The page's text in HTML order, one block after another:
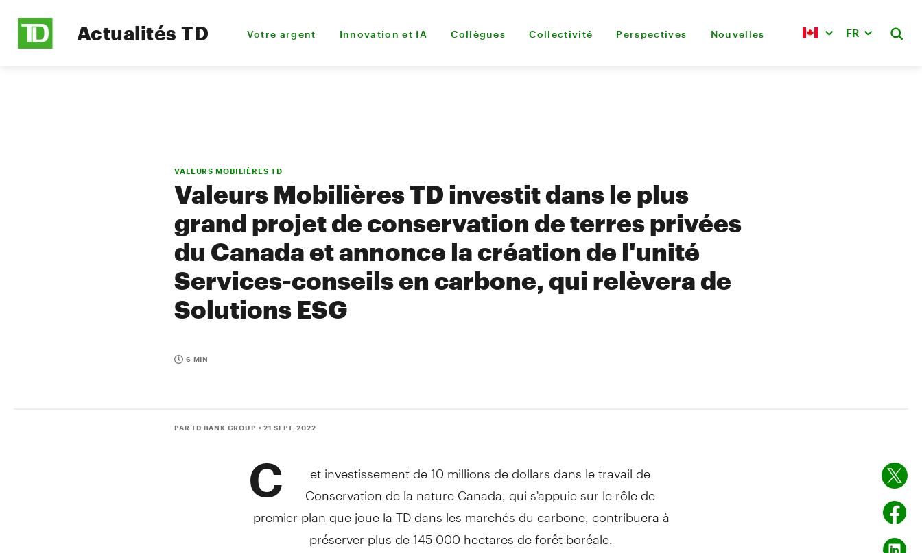
Actualités TD Votre argent Innovation et IA Collègues Collectivité Perspectives Nouvelles FR
VALEURS MOBILIÈRES TD
Valeurs Mobilières TD investit dans le plus
grand projet de conservation de terres privées
du Canada et annonce la création de l'unité
Services-conseils en carbone, qui relèvera de
Solutions ESG
6 MIN
PAR TD BANK GROUP • 21 SEPT. 2022
C
et investissement de 10 millions de dollars dans le travail de
Conservation de la natureCanada , qui s'appuie sur le rôle de
premier plan que joue la TD dans les marchés du carbone, contribuera à
préserver plus de 145 000 hectares de forêt boréale.